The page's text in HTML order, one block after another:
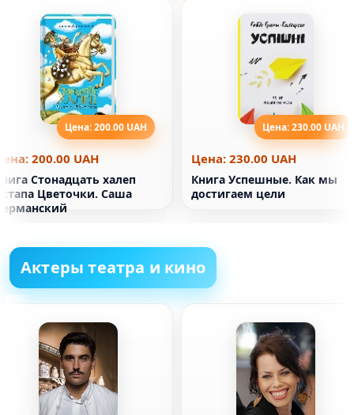
Цена: 200.00 UAH
200.00 UAH
Стонадцать халеп
Цветочки. Саша
Цена: 230.00 UAH
Цена: 230.00 UAH
Книга Успешные. Как мы
достигаем цели
Актеры театра и кино